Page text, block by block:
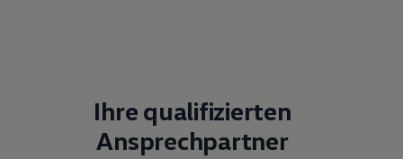
Ihre qualifizierten
Ansprechpartner